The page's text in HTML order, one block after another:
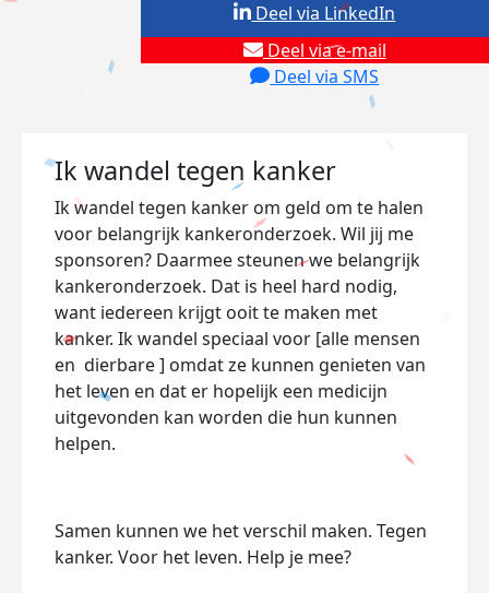
Deel via e-mail
Deel via SMS
Deel via LinkedIn
Ik wandel tegen kanker
Ik wandel tegen kanker om geld om te halen
voor belangrijk kankeronderzoek. Wil jij me
sponsoren? Daarmee steunen we belangrijk
kankeronderzoek. Dat is heel hard nodig,
want iedereen krijgt ooit te maken met
kanker. Ik wandel speciaal voor [alle mensen
en dierbare ] omdat ze kunnen genieten van
het leven en dat er hopelijk een medicijn
uitgevonden kan worden die hun kunnen
helpen.
Samen kunnen we het verschil maken. Tegen
kanker. Voor het leven. Help je mee?